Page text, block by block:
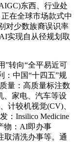
东西、行业处
在全球市场款式中
对少数族裔误识率
实现自从径规划取
转向“全平易近可
：中国“十四五”规
量：高质量标注数
、家电、汽车等设
计较机视觉(CV)、
：Insilico Medicine
物：AI即办事
取清洗办事等。通